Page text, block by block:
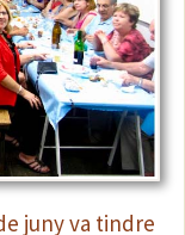
juny va tindre